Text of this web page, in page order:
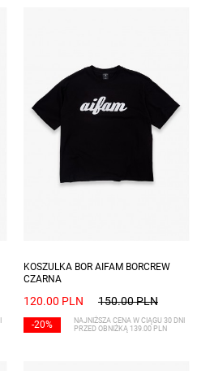
KOSZULKA BOR AIFAM BORCREW
CZARNA
120.00 PLN 150.00 PLN
-20%
NAJNIŻSZA CENA W CIĄGU 30 DNI
PRZED OBNIŻKĄ 139.00 PLN